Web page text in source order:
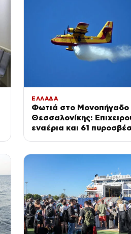
ΕΛΛΑΔΑ
Φωτιά στο Μονοπήγαδο
Θεσσαλονίκης:
εναέρια και 61